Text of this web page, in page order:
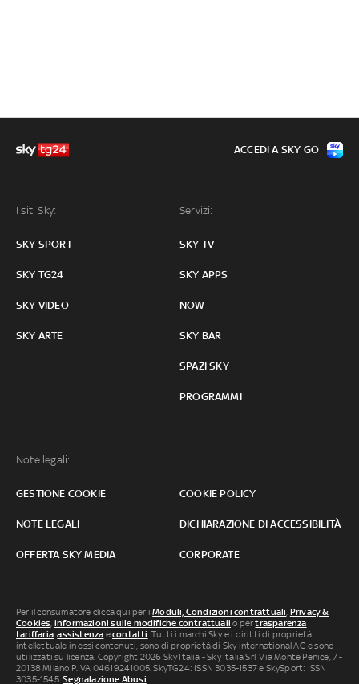
I siti Sky:
SKY SPORT
SKY TG24
SKY VIDEO
SKY ARTE
Servizi:
SKY TV
SKY APPS
NOW
SKY BAR
SPAZI SKY
PROGRAMMI
Note legali:
GESTIONE COOKIE COOKIE POLICY
NOTE LEGALI DICHIARAZIONE DI ACCESSIBILITÀ
OFFERTA SKY MEDIA CORPORATE
ACCEDI A SKY GO
Per il consumatore clicca qui per iModuli, Condizioni contrattuali, Privacy &
Cookies, informazioni sulle modifiche contrattuali o pertrasparenza
tariffaria,assistenza econtatti. Tutti i marchi Sky e i diritti di proprietà
intellettuale in essi contenuti, sono di proprietà di Sky international AG e sono
utilizzati su licenza. Copyright 2026 Sky Italia - Sky Italia Srl Via Monte Penice, 7 -
20138 Milano P.IVA 04619241005. SkyTG24: ISSN 3035-1537 e SkySport: ISSN
3035-1545.Segnalazione Abusi